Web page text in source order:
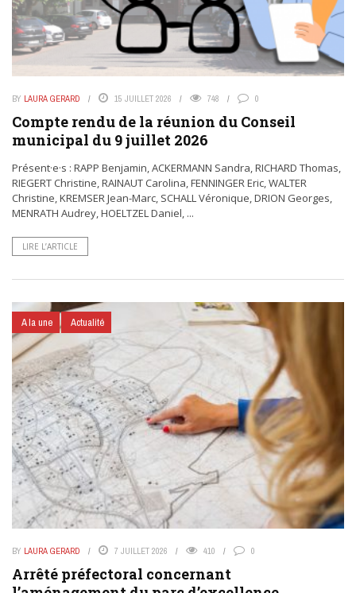
BY LAURA GERARD 15 JUILLET 2026 748 0
Compte rendu de la réunion du Conseil
municipal du 9 juillet 2026
Présent·e·s : RAPP Benjamin, ACKERMANN Sandra, RICHARD Thomas,
RIEGERT Christine, RAINAUT Carolina, FENNINGER Eric, WALTER
Christine, KREMSER Jean-Marc, SCHALL Véronique, DRION Georges,
MENRATH Audrey, HOELTZEL Daniel, ...
LIRE L’ARTICLE
A la une Actualité
BY LAURA GERARD 7 JUILLET 2026 410 0
Arrêté préfectoral concernant